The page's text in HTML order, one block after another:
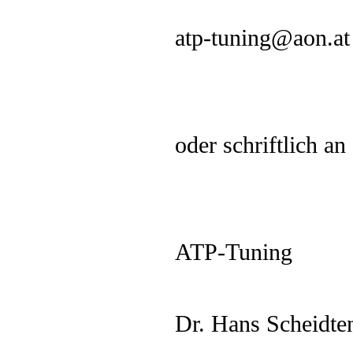
atp-tuning@aon.at
oder schriftlich an
ATP-Tuning
Dr. Hans